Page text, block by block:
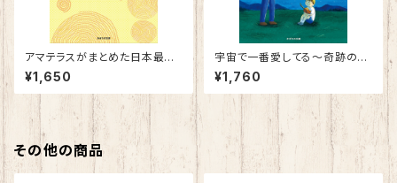
アマテラスがまとめた日本最古
の占術 フトマニ歌占い
¥1,650
宇宙で一番愛してる～奇跡の子
が残してくれたもの～
¥1,760
その他の商品